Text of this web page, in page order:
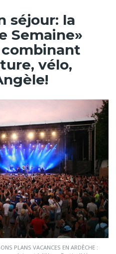
séjour: la
Semaine»
vélo,
PLANS VACANCES EN ARDÈCHE :